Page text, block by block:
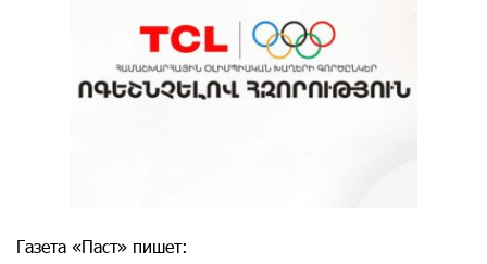
Газета «Паст» пишет: